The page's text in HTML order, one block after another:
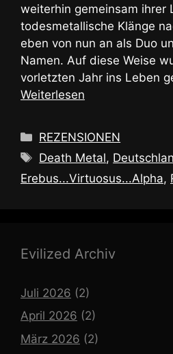
weiterhin gemeinsam ihrer
todesmetallische Klänge
eben von nun an als Duo
Namen. Auf diese Weise
vorletzten Jahr ins Leben
Weiterlesen
Kategorien
REZENSIONEN
Schlagwörter
Death Metal,
Erebus...Virtuosus...Alpha,
Evilized Archiv
Juli 2026 (2)
April 2026 (2)
März 2026 (2)